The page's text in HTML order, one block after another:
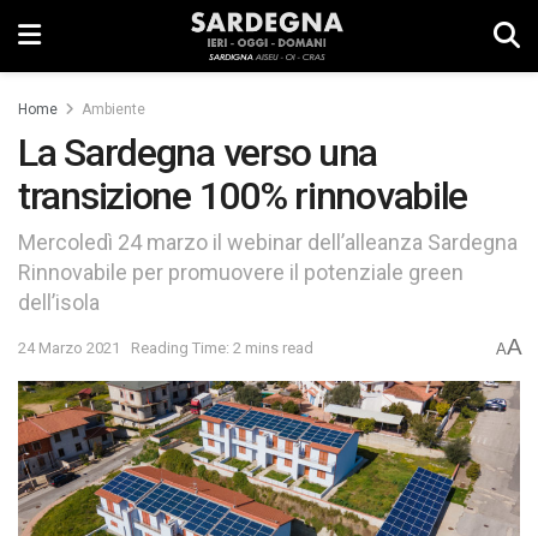
Home Ambiente
La Sardegna verso una
transizione 100% rinnovabile
Mercoledì 24 marzo il webinar dell’alleanza Sardegna
Rinnovabile per promuovere il potenziale green
dell’isola
24 Marzo 2021 Reading Time: 2 mins read AA